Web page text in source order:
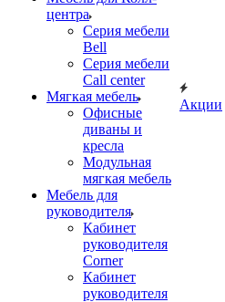
центра
Серия мебели
Bell
Серия мебели
Call center
Мягкая мебель
Офисные
диваны и
кресла
Модульная
мягкая мебель
Мебель для
руководителя
Кабинет
руководителя
Corner
Кабинет
руководителя
Акции